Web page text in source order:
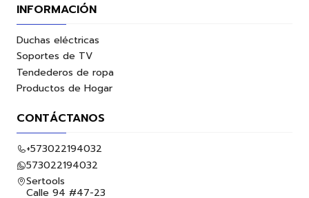
INFORMACIÓN
Duchas eléctricas
Soportes de TV
Tendederos de ropa
Productos de Hogar
CONTÁCTANOS
+573022194032
573022194032
Sertools
Calle 94 #47-23